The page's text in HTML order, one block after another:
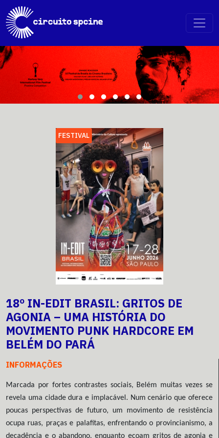
FESTIVAL
18º IN-EDIT BRASIL: GRITOS DE
AGONIA – UMA HISTÓRIA DO
MOVIMENTO PUNK HARDCORE EM
BELÉM DO PARÁ
INFORMAÇÕES
Marcada por fortes contrastes sociais, Belém muitas vezes se
revela uma cidade dura e implacável. Num cenário que oferece
poucas perspectivas de futuro, um movimento de resistência
ocupa ruas, praças e palafitas, enfrentando o provincianismo, a
decadência e o abandono, enquanto ecoam gritos de agonia e